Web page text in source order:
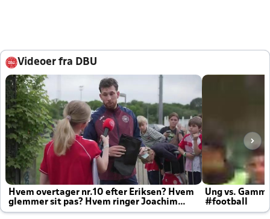
Videoer fra DBU
Hvem overtager nr.10 efter Eriksen? Hvem
glemmer sit pas? Hvem ringer Joachim
altid til efter kampe?
Ung vs.
#football